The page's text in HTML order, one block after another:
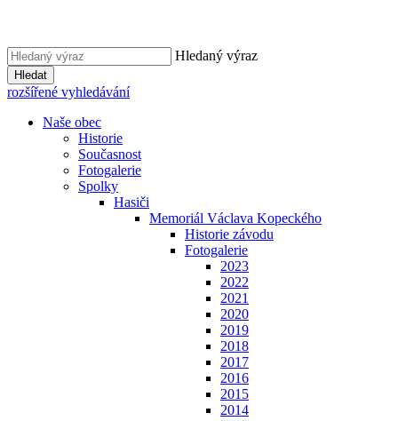
Hledaný výraz
Hledat
rozšířené vyhledávání
Naše obec
Historie
Současnost
Fotogalerie
Spolky
Hasiči
Memoriál Václava Kopeckého
Historie závodu
Fotogalerie
2023
2022
2021
2020
2019
2018
2017
2016
2015
2014